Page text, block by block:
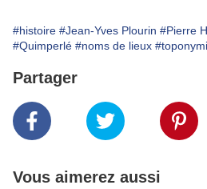
#histoire #Jean-Yves Plourin #Pierre
#Quimperlé #noms de lieux
Partager
Vous aimerez aussi